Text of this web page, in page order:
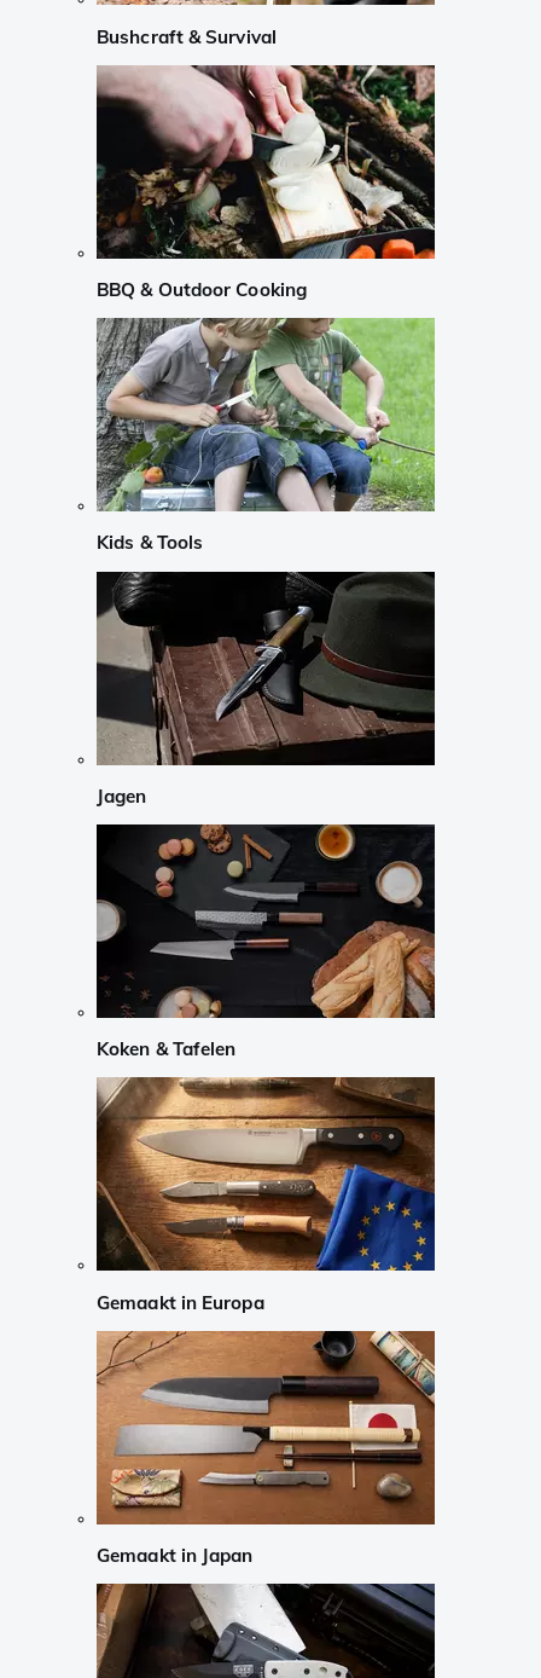
Bushcraft & Survival
BBQ & Outdoor Cooking
Kids & Tools
Jagen
Koken & Tafelen
Gemaakt in Europa
Gemaakt in Japan